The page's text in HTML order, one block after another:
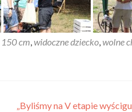
150 cm,widoczne dziecko,wolne
„Byliśmy na V etapie